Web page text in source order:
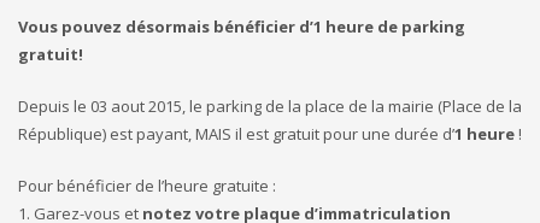
Vous pouvez désormais bénéficier d’1 heure de parking
gratuit!
Depuis le 03 aout 2015, le parking de la place de la mairie (Place de la
République) est payant, MAIS il est gratuit pour une durée d’1 heure!
Pour bénéficier de l’heure gratuite :
1. Garez-vous et notez votre plaque d’immatriculation